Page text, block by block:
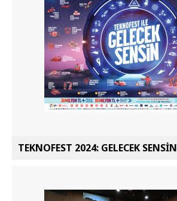
TEKNOFEST 2024: GELECEK SENSİN